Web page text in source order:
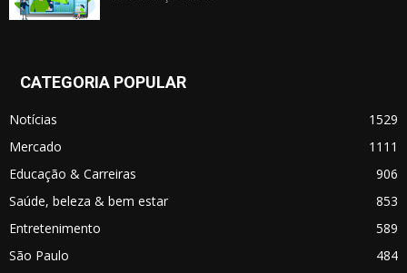
CATEGORIA POPULAR
Notícias
1529
Mercado
1111
Educação & Carreiras
906
Saúde, beleza & bem estar
853
Entretenimento
589
São Paulo
484